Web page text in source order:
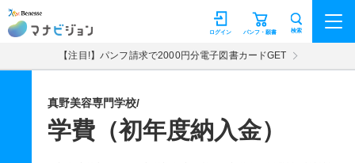
マナビジョン パンフ・願書
ログイン 検索
【注目!】パンフ請求で2000円分電子図書カードGET
真野美容専門学校/
学費（初年度納入金）